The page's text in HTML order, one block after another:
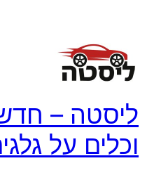
ליסטה –
וכלים על